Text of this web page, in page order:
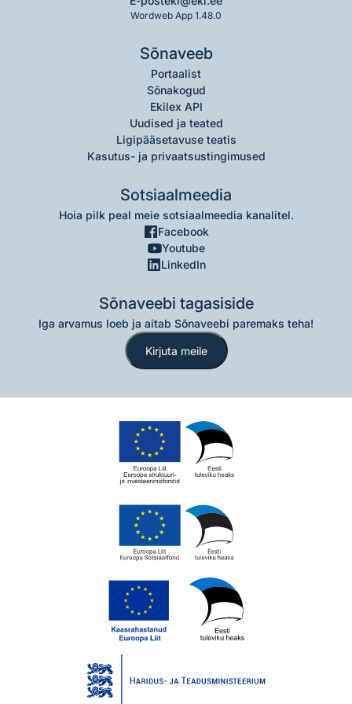
Wordweb App 1.48.0
Sõnaveeb
Portaalist
Sõnakogud
Ekilex API
Uudised ja teated
Ligipääsetavuse teatis
Kasutus- ja privaatsustingimused
Sotsiaalmeedia
Hoia pilk peal meie sotsiaalmeedia kanalitel.
Facebook
Youtube
LinkedIn
Sõnaveebi tagasiside
Iga arvamus loeb ja aitab Sõnaveebi paremaks teha!
Kirjuta meile